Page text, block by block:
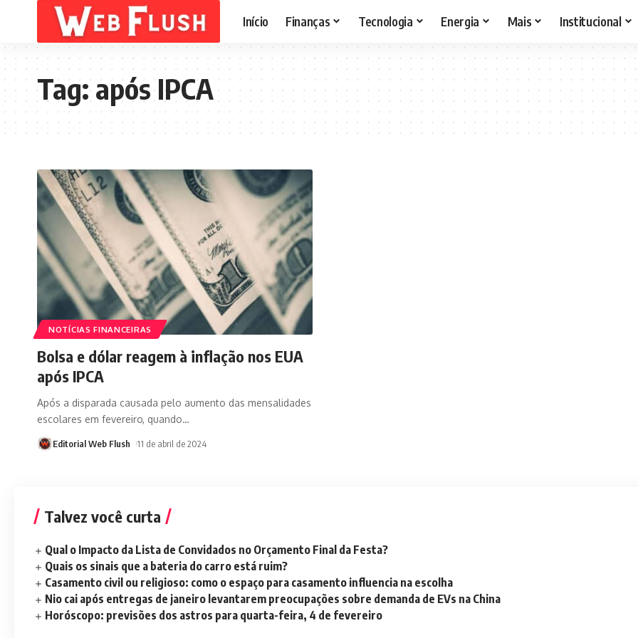
Início Finanças Tecnologia Energia Mais Institucional
Tag:após IPCA
NOTÍCIAS FINANCEIRAS
Bolsa e dólar reagem à inflação nos EUA
após IPCA
Após a disparada causada pelo aumento das mensalidades
escolares em fevereiro, quando…
Editorial Web Flush 11 de abril de 2024
Talvez você curta
Qual o Impacto da Lista de Convidados no Orçamento Final da Festa?
Quais os sinais que a bateria do carro está ruim?
Casamento civil ou religioso: como o espaço para casamento influencia na escolha
Nio cai após entregas de janeiro levantarem preocupações sobre demanda de EVs na China
Horóscopo: previsões dos astros para quarta-feira, 4 de fevereiro